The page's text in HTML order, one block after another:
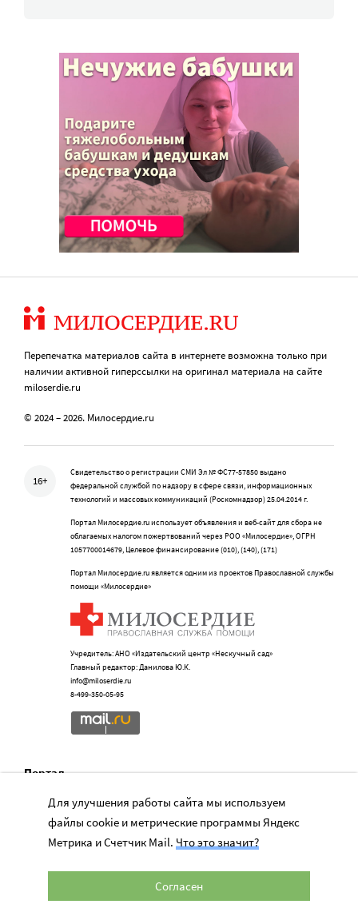
Перепечатка материалов сайта в интернете возможна только при
наличии активной гиперссылки на оригинал материала на сайте
miloserdie.ru
© 2024 – 2026. Милосердие.ru
16+
Свидетельство о регистрации СМИ Эл № ФС77-57850 выдано
федеральной службой по надзору в сфере связи, информационных
технологий и массовых коммуникаций (Роскомнадзор) 25.04.2014 г.
Портал Милосердие.ru использует объявления и веб-сайт для сбора не
облагаемых налогом пожертвований через РОО «Милосердие», ОГРН
1057700014679, Целевое финансирование (010), (140), (171)
Портал Милосердие.ru является одним из проектов Православной службы
помощи «Милосердие»
Учредитель: АНО «Издательский центр «Нескучный сад»
Главный редактор: Данилова Ю.К.
info@miloserdie.ru
8-499-350-05-95
Портал
Наши партнеры
Мы в соц.сетях
Для улучшения работы сайта мы используем
файлы cookie и метрические программы Яндекс
Метрика и Счетчик Mail. Что это значит?
Согласен